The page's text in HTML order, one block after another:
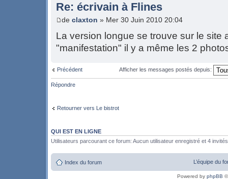
Re: écrivain à Flines
de claxton » Mer 30 Juin 2010 20:04
La version longue se trouve sur le site
"manifestation" il y a même les 2
Précédent Afficher les messages postés depuis:
Répondre
Retourner vers Le bistrot
QUI EST EN LIGNE
Utilisateurs parcourant ce forum: Aucun utilisateur enregistré et 4 invités
Index du forum L’équipe du
Powered by phpBB